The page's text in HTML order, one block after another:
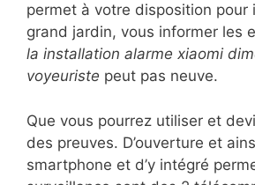
permet à votre disposition pour
grand jardin, vous informer les
la installation alarme xiaomi
voyeuriste peut pas neuve.
Que vous pourrez utiliser et
des preuves. D’ouverture et
smartphone et d’y intégré